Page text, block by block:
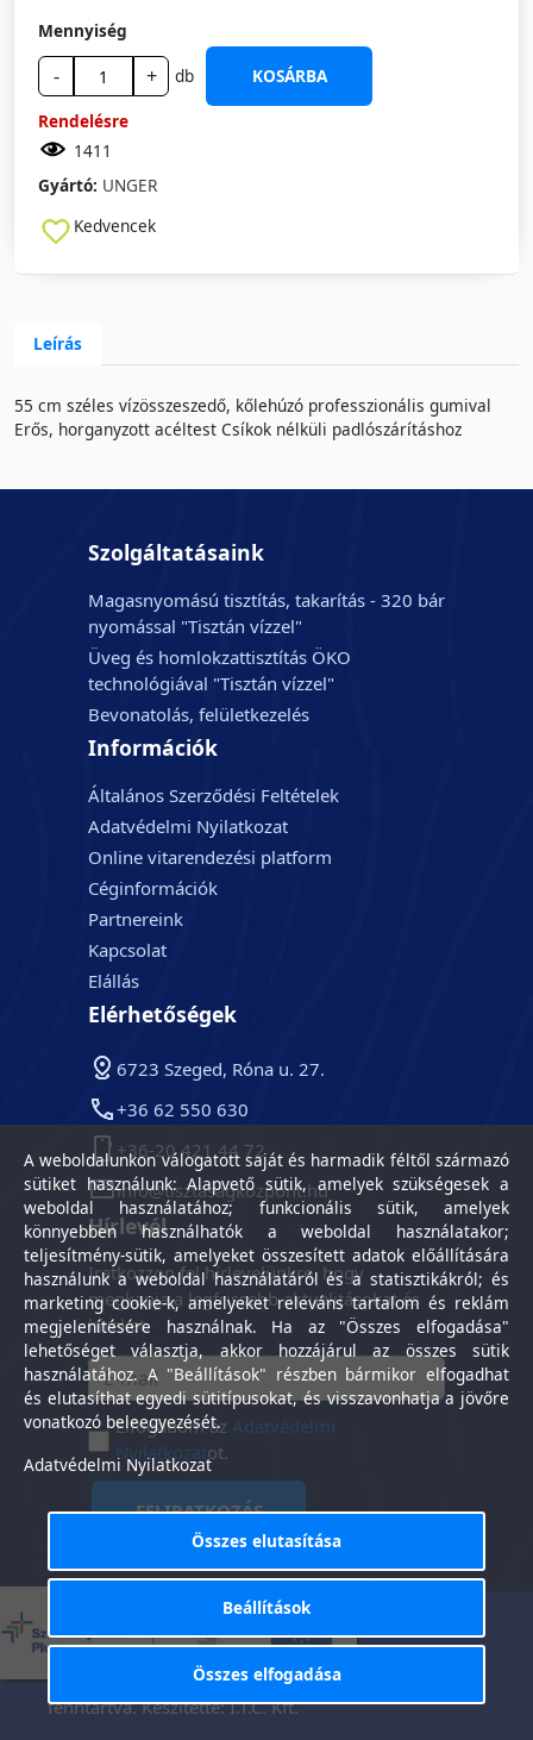
Mennyiség
- + db
KOSÁRBA
Rendelésre
1411
Gyártó: UNGER
Kedvencek
Leírás
55 cm széles vízösszeszedő, kőlehúzó professzionális gumival
Erős, horganyzott acéltest Csíkok nélküli padlószárításhoz
Szolgáltatásaink
Magasnyomású tisztítás, takarítás - 320 bár
nyomással "Tisztán vízzel"
Üveg és homlokzattisztítás ÖKO
technológiával "Tisztán vízzel"
Bevonatolás, felületkezelés
Információk
Általános Szerződési Feltételek
Adatvédelmi Nyilatkozat
Online vitarendezési platform
Céginformációk
Partnereink
Kapcsolat
Elállás
Elérhetőségek
6723 Szeged, Róna u. 27.
+36 62 550 630
+36-20 421 44 72
info@tisztasagkozpont.hu
Hírlevél
Iratkozzon fel hírlevelünkre, hogy
megkapja a legfrissebb aktualitásokat és
híreket.
Elfogadom azAdatvédelmi
Nyilatkozatot.
FELIRATKOZÁS
Tisztaság Központ Kft. © 2025. Minden jog
fenntartva. Készítette:I.T.C. Kft.
Általános Szerződési
Feltételek
-
tájékoztató
A weboldalunkon válogatott saját és harmadik féltől származó
sütiket használunk: Alapvető sütik, amelyek szükségesek a
weboldal használatához; funkcionális sütik, amelyek
könnyebben használhatók a weboldal használatakor;
teljesítmény-sütik, amelyeket összesített adatok előállítására
használunk a weboldal használatáról és a statisztikákról; és
marketing cookie-k, amelyeket releváns tartalom és reklám
megjelenítésére használnak. Ha az "Összes elfogadása"
lehetőséget választja, akkor hozzájárul az összes sütik
használatához. A "Beállítások" részben bármikor elfogadhat
és elutasíthat egyedi sütitípusokat, és visszavonhatja a jövőre
vonatkozó beleegyezését.
Adatvédelmi Nyilatkozat
Összes elutasítása
Beállítások
Összes elfogadása